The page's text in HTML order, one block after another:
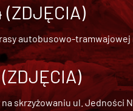
(ZDJĘCIA)
autobusowo-tramwajowej
skrzyżowaniu ul. Jedności